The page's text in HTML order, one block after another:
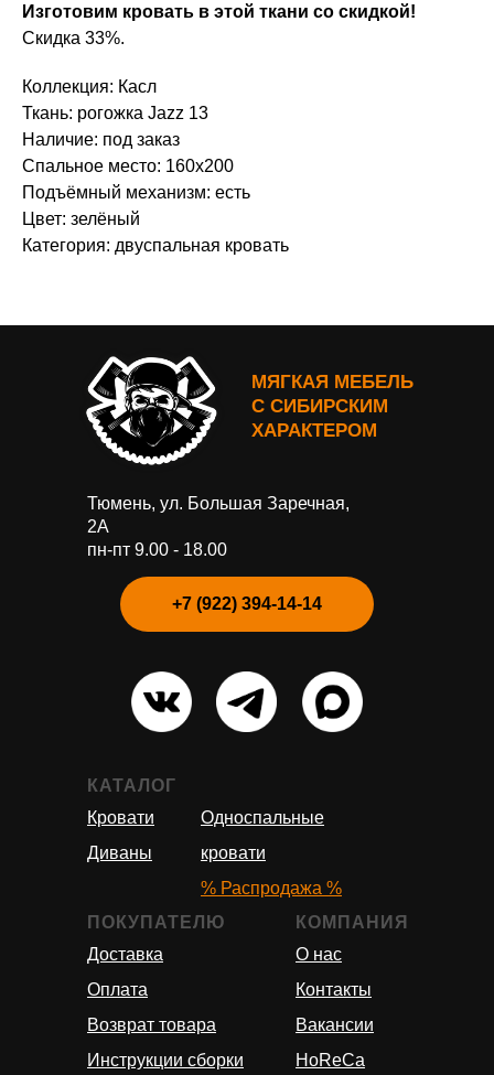
Изготовим кровать в этой ткани со скидкой!
Скидка 33%.
Коллекция: Касл
Ткань: рогожка Jazz 13
Наличие: под заказ
Спальное место: 160х200
Подъёмный механизм: есть
Цвет: зелёный
Категория: двуспальная кровать
КАТАЛОГ
Кровати
Диваны
Односпальные
кровати
% Распродажа %
МЯГКАЯ МЕБЕЛЬ
С СИБИРСКИМ
ХАРАКТЕРОМ
Тюмень, ул. Большая Заречная,
2А
пн-пт 9.00 - 18.00
ПОКУПАТЕЛЮ
Доставка
Оплата
Возврат товара
Инструкции сборки
КОМПАНИЯ
О нас
Контакты
Вакансии
HoReCa
+7 (922) 394-14-14